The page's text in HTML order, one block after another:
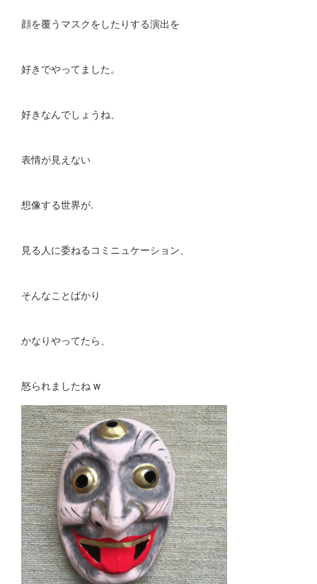
顔を覆うマスクをしたりする演出を
好きでやってました。
好きなんでしょうね、
表情が見えない
想像する世界が.
見る人に委ねるコミニュケーション、
そんなことばかり
かなりやってたら、
怒られましたね w